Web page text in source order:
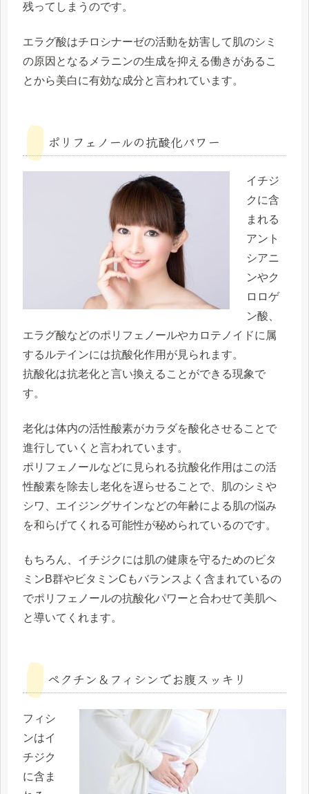
残ってしまうのです。
エラグ酸はチロシナーゼの活動を妨害して肌のシミ
の原因となるメラニンの生成を抑える働きがあるこ
とから美白に有効な成分と言われています。
ポリフェノールの抗酸化パワー
イチジ
クに含
まれる
アント
シアニ
ンやク
ロロゲ
ン酸、
エラグ酸などのポリフェノールやカロテノイドに属
するルテインには抗酸化作用が見られます。
抗酸化は抗老化と言い換えることができる現象で
す。
老化は体内の活性酸素がカラダを酸化させることで
進行していくと言われています。
ポリフェノールなどに見られる抗酸化作用はこの活
性酸素を除去し老化を遅らせることで、肌のシミや
シワ、エイジングサインなどの年齢による肌の悩み
を和らげてくれる可能性が秘められているのです。
もちろん、イチジクには肌の健康を守るためのビタ
ミンB群やビタミンCもバランスよく含まれているの
でポリフェノールの抗酸化パワーと合わせて美肌へ
と導いてくれます。
ペクチン＆フィシンでお腹スッキリ
フィシ
ンはイ
チジク
に含ま